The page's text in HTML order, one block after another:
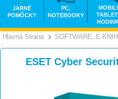
Hlavná Strana SOFTWARE, E-
ESET Cyber
JARNÉ
POMÔCKY
PC,
NOTEBOOKY